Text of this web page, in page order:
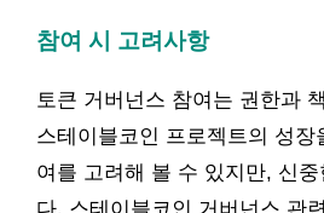
참여 시 고려사항
토큰 거버넌스 참여는 권한과
스테이블코인 프로젝트의 성
여를 고려해 볼 수 있지만, 신
다. 스테이블코인 거버넌스 관